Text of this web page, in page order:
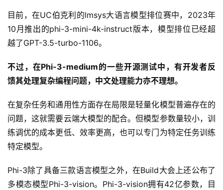
目前，在UC伯克利的lmsys大语言模型排位赛中，2023年
10月推出的phi-3-mini-4k-instruct版本，模型排位已经超
越了GPT-3.5-turbo-1106。
不过，在Phi-3-medium的一些开源测试中，有开发者反
馈其处理复杂编程问题，中文处理能力亦不理想。
在复杂任务和通用性方面存在局限是轻量化模型普遍存在的
问题，这就需要云端大模型的配合。但模型参数量较小，训
练调优的成本更低、效率更高，也可以专门为特定任务训练
特定模型。
Phi-3除了具备三款语言模型之外，在Build大会上还公布了
多模态模型Phi-3-vision。Phi-3-vision拥有42亿参数，目